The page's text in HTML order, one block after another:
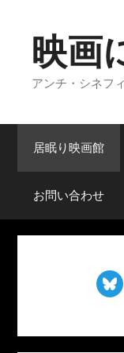
ス
映画
アンチ・シネフ
居眠り映画館
お問い合わせ